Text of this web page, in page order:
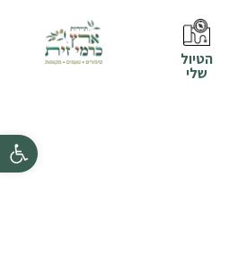
פתח
הטיול
שלי